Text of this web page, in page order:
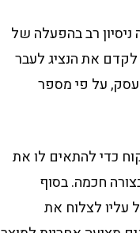
רב בהפעלה של
לקדם את הנציג לעבר
עסק, על פי מספר
כדי להתאים לו את
חכמה. בסוף
עליו לצלוח את